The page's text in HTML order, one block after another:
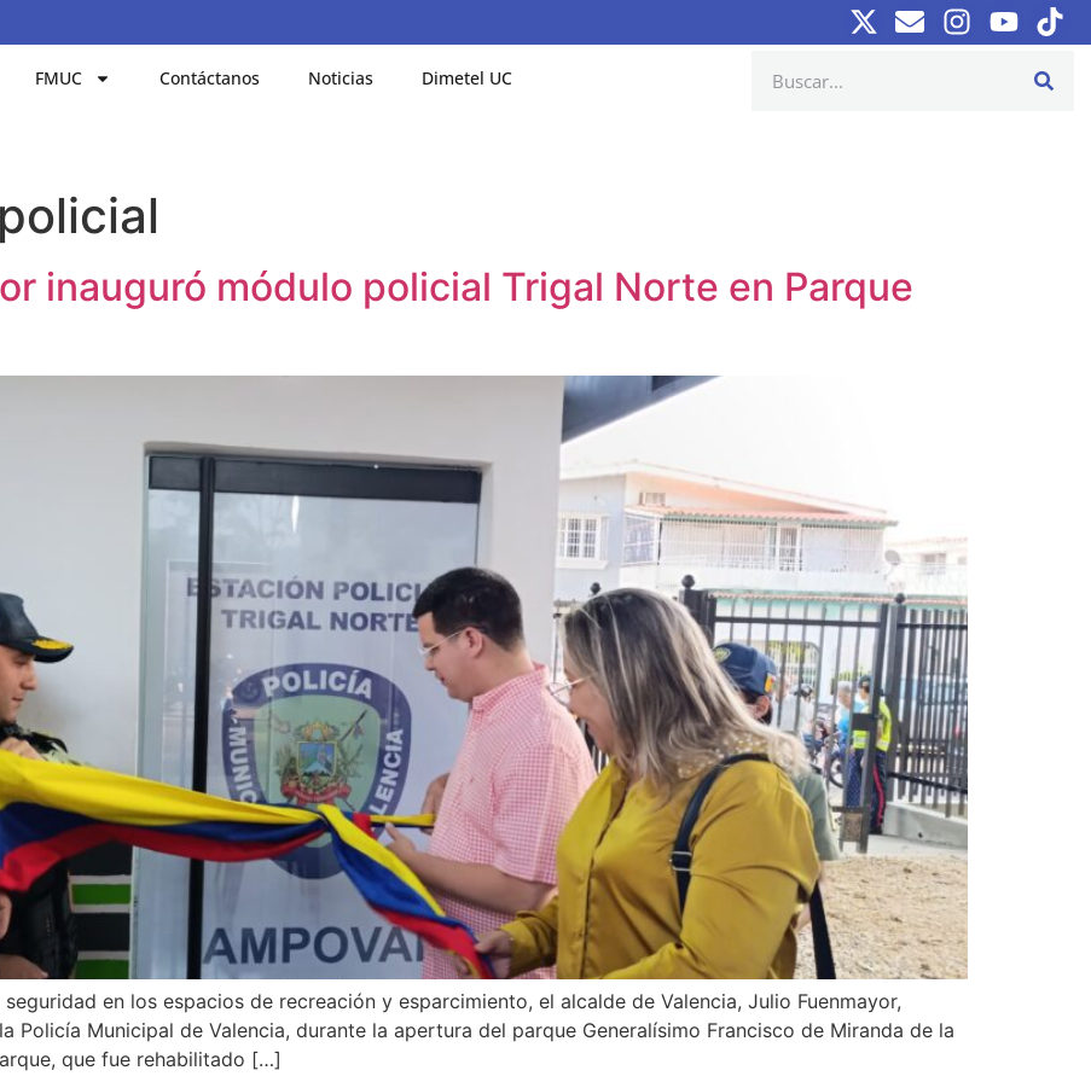
FMUC Contáctanos Noticias Dimetel UC
inauguró módulo policial Trigal Norte en Parque
en los espacios de recreación y esparcimiento, el alcalde de Valencia, Julio Fuenmayor,
Policía Municipal de Valencia, durante la apertura del parque Generalísimo Francisco de Miranda de la
que fue rehabilitado […]